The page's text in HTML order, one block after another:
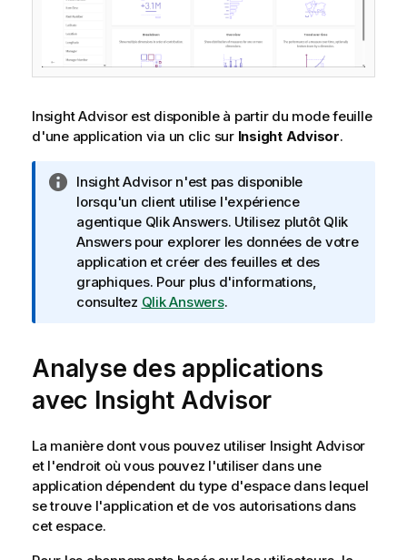
Insight Advisorest disponible à partir du modefeuille
d'une application via un clic sur Insight Advisor.
N
o
t
e
I
n
f
m
a
t
o
n
s
Insight Advisorn'est pas disponible
lorsqu'un client utilise l'expérience
agentique Qlik Answers. Utilisez plutôt Qlik
Answerspour explorer les données de votre
application et créer des feuilles et des
graphiques. Pour plus d'informations,
consultez Qlik Answers.
Analyse des applications
avec Insight Advisor
La manière dont vous pouvez utiliser Insight Advisor
et l'endroit où vous pouvez l'utiliser dans une
application dépendent du type d'espace dans lequel
se trouve l'application et de vos autorisationsdans
cet espace.